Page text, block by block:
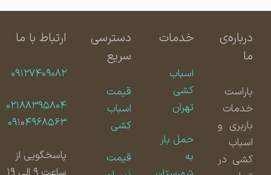
درباره‌ی
باراست
خدمات
باربری و
اسباب
کشی در
خدمات
اسباب
کشی
تهران
حمل بار
دسترسی
سریع
قیمت
اسباب
کشی
قیمت
ارتباط با ما
۰۹۱۲۷۴۰۹۰۸۲
۰۲۱۸۸۳۹۵۸۰۴
۰۹۱۰۴۹۶۸۵۶۳
پاسخگویی از